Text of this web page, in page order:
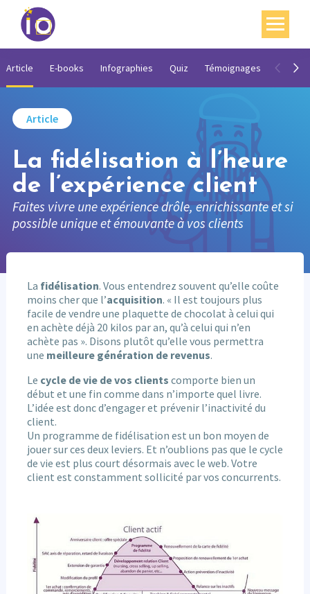
Vos enjeux
Académie
Ressources
Agenda
Contact
Mon compte
English
Article E-books Infographies Quiz Témoignages Vidéos
Article
La fidélisation à l’heure
de l’expérience client
Faites vivre une expérience drôle, enrichissante et si
possible unique et émouvante à vos clients
La fidélisation. Vous entendrez souvent qu’elle coûte
moins cher que l’acquisition. « Il est toujours plus
facile de vendre une plaquette de chocolat à celui qui
en achète déjà 20 kilos par an, qu’à celui qui n’en
achète pas ». Disons plutôt qu’elle vous permettra
une meilleure génération de revenus.
Le cycle de vie de vos clients comporte bien un
début et une fin comme dans n’importe quel livre.
L’idée est donc d’engager et prévenir l’inactivité du
client.
Un programme de fidélisation est un bon moyen de
jouer sur ces deux leviers. Et n’oublions pas que le cycle
de vie est plus court désormais avec le web. Votre
client est constamment sollicité par vos concurrents.